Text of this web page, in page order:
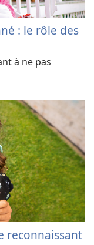
: le rôle des
à ne pas
reconnaissant